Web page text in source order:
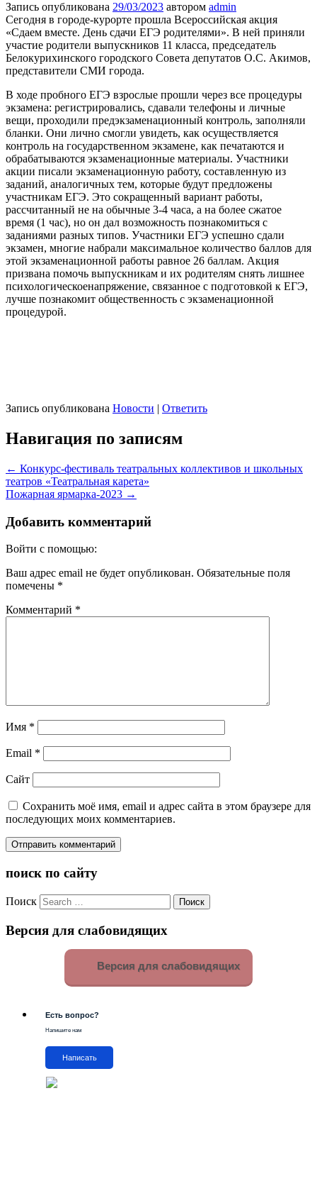
Запись опубликована 29/03/2023 автором admin
Сегодня в городе-курорте прошла Всероссийская акция
«Сдаем вместе. День сдачи ЕГЭ родите­лями». В ней приняли
участие родители выпускников 11 класса, председатель
Белокурихинского городского Совета депутатов О.С. Акимов,
представители СМИ города.
В ходе пробного ЕГЭ взрослые прошли через все процедуры
экзамена: регистрировались, сдавали телефоны и личные
вещи, проходили предэкзаменационный контроль, заполняли
бланки. Они лично смогли уви­деть, как осуществляется
контроль на государственном экзамене, как печата­ются и
обрабатываются экзаменационные материалы. Участники
акции писали экзаменационную работу, составленную из
заданий, аналогичных тем, которые будут предложены
участникам ЕГЭ. Это сокращенный вариант работы,
рассчитанный не на обычные 3-4 часа, а на более сжатое
время (1 час), но он дал возможность познакомиться с
заданиями разных типов. Участники ЕГЭ успешно сдали
экзамен, многие набрали максимальное количество баллов для
этой экзаменационной работы равное 26 баллам. Акция
призвана помочь выпускникам и их родителям снять лишнее
психологическоенапряжение, связанное с подготовкой к ЕГЭ,
лучше познакомит общественность с экзаменационной
процедурой.
Запись опубликована Новости | Ответить
Навигация по записям
← Конкурс-фестиваль театральных коллективов и школьных
театров «Театральная карета»
Пожарная ярмарка-2023 →
Добавить комментарий
Войти с помощью:
Ваш адрес email не будет опубликован. Обязательные поля
помечены *
Комментарий *
Имя *
Email *
Сайт
Сохранить моё имя, email и адрес сайта в этом браузере для
последующих моих комментариев.
поиск по сайту
Поиск
Версия для слабовидящих
Версия для слабовидящих
Есть вопрос?
Напишите нам
Написать